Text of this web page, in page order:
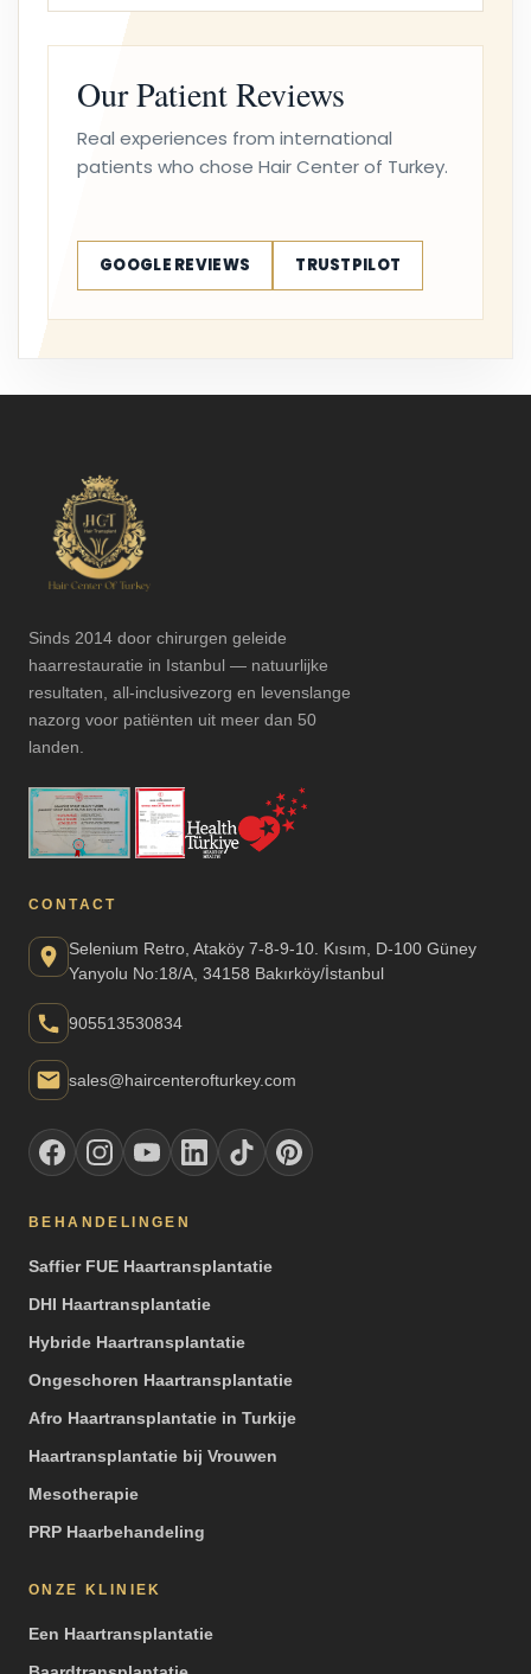
Our Patient Reviews
Real experiences from international
patients who chose Hair Center of Turkey.
GOOGLE REVIEWS TRUSTPILOT
Sinds 2014 door chirurgen geleide
haarrestauratie in Istanbul — natuurlijke
resultaten, all-inclusivezorg en levenslange
nazorg voor patiënten uit meer dan 50
landen.
CONTACT
Selenium Retro, Ataköy 7-8-9-10. Kısım, D-100 Güney
Yanyolu No:18/A, 34158 Bakırköy/İstanbul
905513530834
sales@haircenterofturkey.com
BEHANDELINGEN
Saffier FUE Haartransplantatie
DHI Haartransplantatie
Hybride Haartransplantatie
Ongeschoren Haartransplantatie
Afro Haartransplantatie in Turkije
Haartransplantatie bij Vrouwen
Mesotherapie
PRP Haarbehandeling
ONZE KLINIEK
Een Haartransplantatie